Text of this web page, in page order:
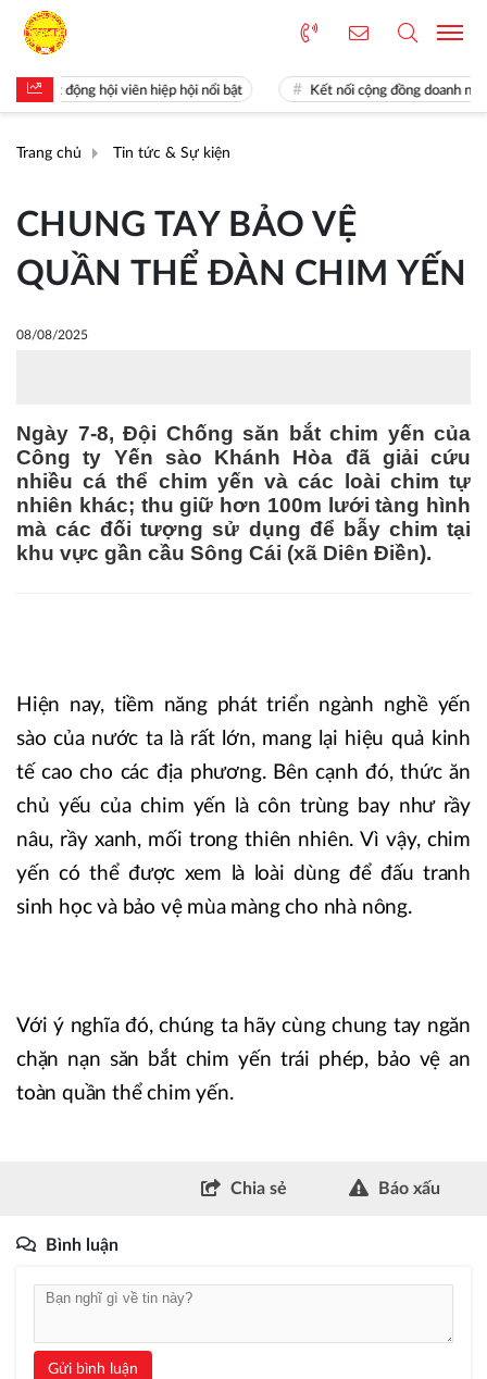
Hoạt động hội viên hiệp hội nổi bật Kết nối cộng đồng doanh nghiệp
Trang chủ Tin tức & Sự kiện
CHUNG TAY BẢO VỆ
QUẦN THỂ ĐÀN CHIM YẾN
08/08/2025
Ngày 7-8, Đội Chống săn bắt chim yến của
Công ty Yến sào Khánh Hòa đã giải cứu
nhiều cá thể chim yến và các loài chim tự
nhiên khác; thu giữ hơn 100m lưới tàng hình
mà các đối tượng sử dụng để bẫy chim tại
khu vực gần cầu Sông Cái (xã Diên Điền).
Hiện nay, tiềm năng phát triển ngành nghề yến
sào của nước ta là rất lớn, mang lại hiệu quả kinh
tế cao cho các địa phương. Bên cạnh đó, thức ăn
chủ yếu của chim yến là côn trùng bay như rầy
nâu, rầy xanh, mối trong thiên nhiên. Vì vậy, chim
yến có thể được xem là loài dùng để đấu tranh
sinh học và bảo vệ mùa màng cho nhà nông.
Với ý nghĩa đó, chúng ta hãy cùng chung tay ngăn
chặn nạn săn bắt chim yến trái phép, bảo vệ an
toàn quần thể chim yến.
Chia sẻ Báo xấu
Bình luận
Gửi bình luận